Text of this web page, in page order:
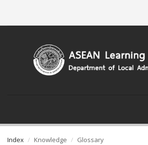
Index Knowledge
Glossary